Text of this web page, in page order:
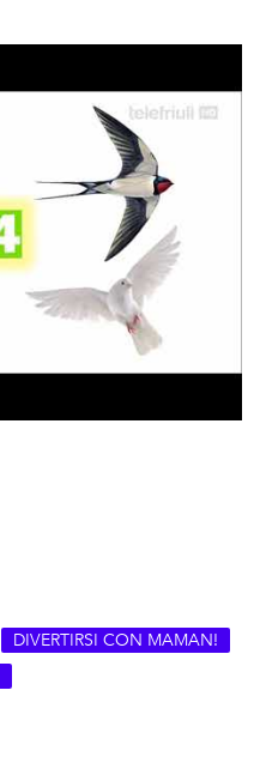
DIVERTIRSI CON MAMAN!